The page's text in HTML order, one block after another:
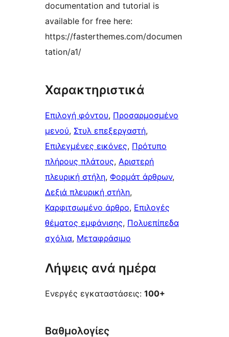
documentation and tutorial is
available for free here:
https://fasterthemes.com/documen
tation/a1/
Χαρακτηριστικά
Επιλογή φόντου, Προσαρμοσμένο
μενού, Στυλ επεξεργαστή
Επιλεγμένες εικόνες, Πρότυπο
πλήρους πλάτους, Αριστερή
πλευρική στήλη, Φορμάτ άρθρων
Δεξιά πλευρική στήλη
Καρφιτσωμένo άρθρo, Επιλογές
θέματος εμφάνισης, Πολυεπίπεδα
σχόλια, Μεταφράσιμο
Λήψεις ανά ημέρα
Ενεργές εγκαταστάσεις: 100+
Βαθμολογίες